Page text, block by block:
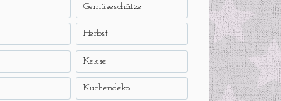
Gemüseschätze
Herbst
Kekse
Kuchendeko